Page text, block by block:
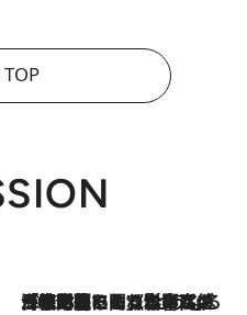
2026.8.3
「住宅建てられない…」「サーチャージ料の高値が続いている」ホルムズ海峡封鎖による影響はいつまで続く？《エネルギー専門家に聞く“どうなる日本の暮らし”》